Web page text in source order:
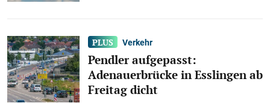
Verkehr
Pendler aufgepasst:
Adenauerbrücke in Esslingen ab
Freitag dicht